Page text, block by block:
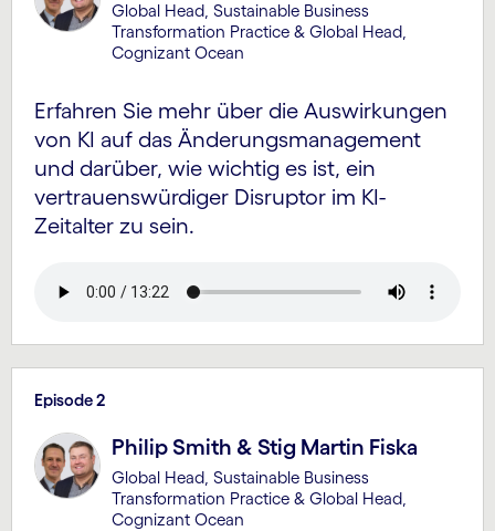
Global Head, Sustainable Business
Transformation Practice & Global Head,
Cognizant Ocean
Erfahren Sie mehr über die Aus­wirkungen
von KI auf das Änderungs­management
und darüber, wie wichtig es ist, ein
vertrauenswürdiger Disruptor im KI-
Zeitalter zu sein.
Episode 2
Philip Smith & Stig Martin Fiska
Global Head, Sustainable Business
Transformation Practice & Global Head,
Cognizant Ocean